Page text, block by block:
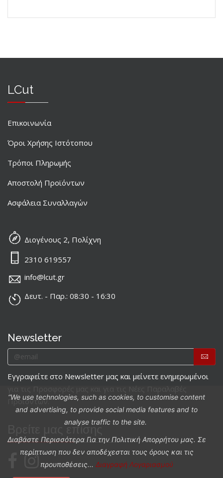
LCut
Επικοινωνία
Όροι Χρήσης Ιστότοπου
Τρόποι Πληρωμής
Αποστολή Προϊόντων
Ασφάλεια Συναλλαγών
Διογένους 2, Πολίχνη
2310 619557
info@lcut.gr
Δευτ. - Παρ.: 08:30 - 16:30
Newsletter
Εγγραφείτε στο Newsletter μας και μείνετε ενημερωμένοι
για τις Προσφορές μας και για τις Νέες Παραλαβές
Προϊόντων.
Βρείτε μας επίσης
“We use technologies, such as cookies, to customise content
and advertising, to provide social media features and to
analyse traffic to the site.
Διαβάστε Περισσότερα Για την Πολιτική Απορρήτου μας. Σε
περίπτωση που δεν αποδέχεσται τους όρους και τις
προυποθέσεις... Διαγραφή Λογαριασμού